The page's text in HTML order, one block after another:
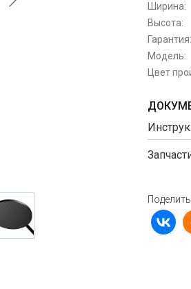
Ширина:
Высота:
Гарантия:
Модель:
Цвет